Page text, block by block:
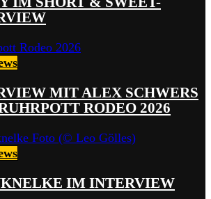
MIT ALEX SCHWERS
RODEO 2026
IM INTERVIEW